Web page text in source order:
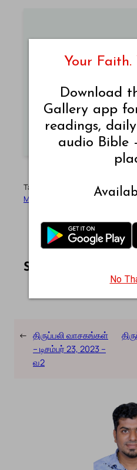
Catholic
Catholic faith
READ
Tags: December-2023 Mass in
Mass
Tamil Readings டிசம்பர் –
Share:
← திருப்பலி வாசகங்கள்
– டிசம்பர் 23, 2023 –
வ2
Your Faith.
Download
Gallery app
readings,
audio Bible
No